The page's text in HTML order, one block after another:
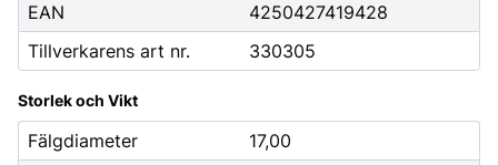
EAN
4250427419428
Tillverkarens art nr.
330305
Storlek och Vikt
Fälgdiameter
17,00